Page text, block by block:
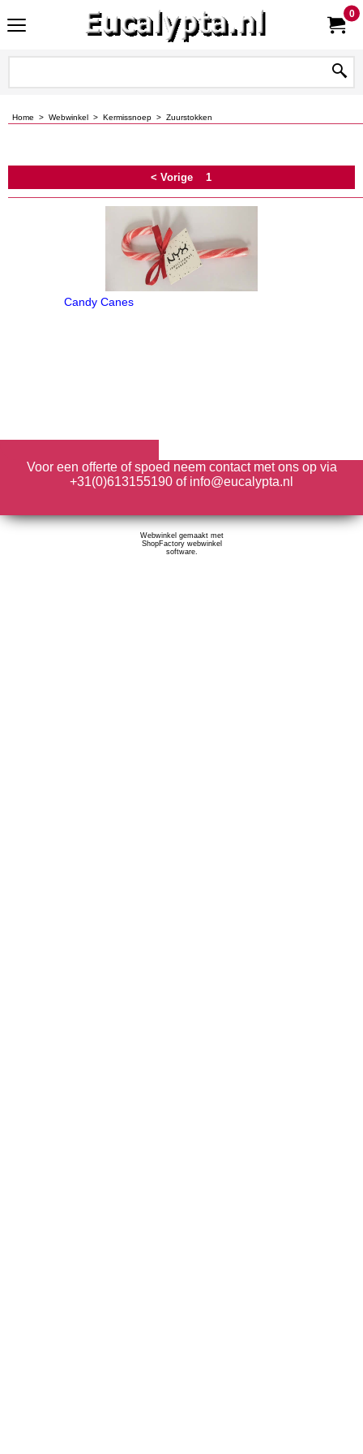
0
Home > Webwinkel > Kermissnoep > Zuurstokken
< Vorige 1
Candy Canes
Voor een offerte of spoed neem contact met ons op via
+31(0)613155190 of info@eucalypta.nl
Webwinkel gemaakt met
ShopFactory webwinkel
software.